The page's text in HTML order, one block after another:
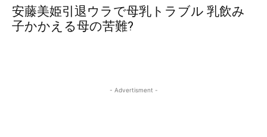
安藤美姫引退ウラで母乳トラブル 乳飲み
子かかえる母の苦難?
- Advertisment -